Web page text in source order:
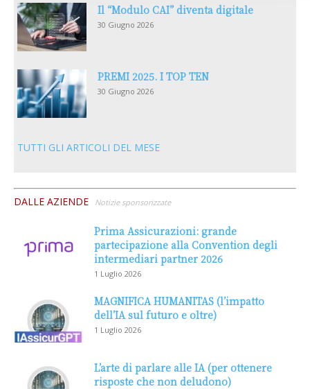
Il “Modulo CAI” diventa digitale
30 Giugno 2026
PREMI 2025. I TOP TEN
30 Giugno 2026
TUTTI GLI ARTICOLI DEL MESE
DALLE AZIENDE Notizie sponsorizzate
Prima Assicurazioni: grande
partecipazione alla Convention degli
intermediari partner 2026
1 Luglio 2026
MAGNIFICA HUMANITAS (l’impatto
dell’IA sul futuro e oltre)
1 Luglio 2026
L’arte di parlare alle IA (per ottenere
risposte che non deludono)